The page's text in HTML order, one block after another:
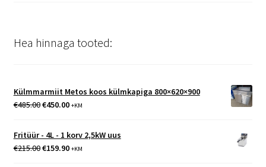
Hea hinnaga tooted:
Külmmarmiit Metos koos külmkapiga 800×620×900
€485.00Algne
oli:
€485.00.
€450.00Praegune
€450.00.
+KM
Fritüür - 4L - 1 korv 2,5kW uus
€215.00Algne
€159.90Praegune
+KM